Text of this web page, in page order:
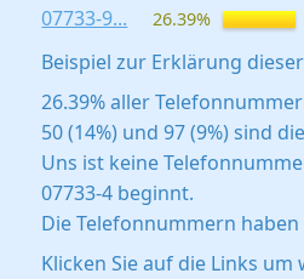
07733-9... 26.39%
Beispiel zur Erklärung
26.39% aller
50 (14%) und 97 (9%) sind
Uns ist keine
07733-4 beginnt.
Die Telefonnummern
Klicken Sie auf die Links